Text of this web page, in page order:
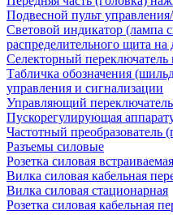
Подвесной пульт
Световой индикатор (лампа
распределительного щита на
Селекторный переключатель
Табличка обозначения
управления и сигнализации
Управляющий
Пускорегулирующая
Частотный преобразователь
Разъемы силовые
Розетка силовая встраиваемая
Вилка силовая кабельная
Вилка силовая стационарная
Розетка силовая кабельная